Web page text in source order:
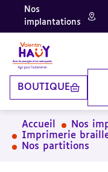
Aller
contenu
principal
Aller
pied
de
page
Aller
la
recherche
Nos
implantations
BOUTIQUE
Accueil
Nos
Imprimerie
Nos partitions